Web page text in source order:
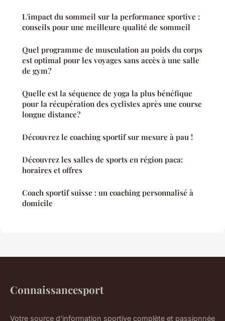
L'impact du sommeil sur la performance sportive :
conseils pour une meilleure qualité de sommeil
Quel programme de musculation au poids du corps
est optimal pour les voyages sans accès à une salle
de gym?
Quelle est la séquence de yoga la plus bénéfique
pour la récupération des cyclistes après une course
longue distance?
Découvrez le coaching sportif sur mesure à pau !
Découvrez les salles de sports en région paca:
horaires et offres
Coach sportif suisse : un coaching personnalisé à
domicile
Connaissancesport
Votre source d'information sportive complète et passionnée